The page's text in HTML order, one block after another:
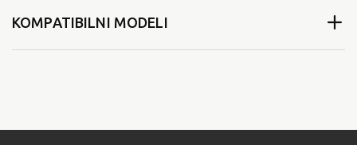
KOMPATIBILNI MODELI